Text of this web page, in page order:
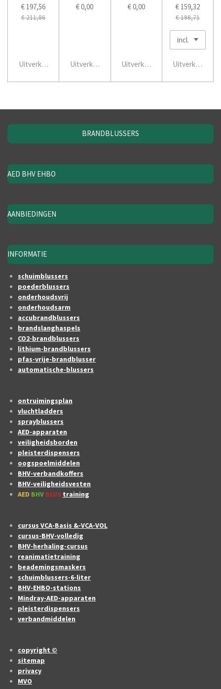
€ 197,56
€ 211,86
Uitverkocht
€ 0,00
Uitverkocht
€ 0,00
Uitverkocht
€ 159,32
€ 198,71
Uitverkocht
BRANDBLUSSERS
AED BHV EHBO
AANBIEDINGEN
INFORMATIE
schuimblussers
poederblussers
onderhoudsvrij
onderhoudsarm
accubrandblussers
brandslanghaspels
CO2-brandblussers
lithium-brandblussers
pfas-vrije-brandblusser
automatische-blussers
ontruimingsplan
vluchtladders
sprayblussers
AED-apparaten
veiligheidsborden
pleisterdispensers
oogspoelmiddelen
BHV-verbandkoffers
BHV-veiligheidsvesten
AED BHV BLUS training
cursus VCA-Basis &-VCA-VOL
cursus-BHV-volledig
BHV-herhaling-cursus
reanimatietraining
beademingsmaskers
schuimblussers-6-liter
BHV-EHBO-stations
Mindray-AED-apparaten
pleisterdispensers
verbandmiddelen
copyright ©
sitemap
privacy
MVO